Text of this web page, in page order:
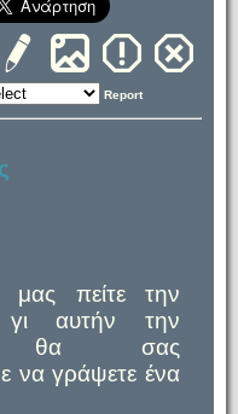
Report
πείτε την
αυτήν την
θα σας
να γράψετε ένα